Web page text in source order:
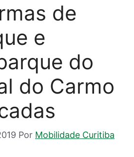
de
e
do
do Carmo
Por Mobilidade Curitiba